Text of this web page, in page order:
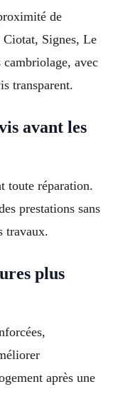
de
Signes, Le
avec
transparent.
avant les
toute réparation.
prestations sans
travaux.
plus
après une